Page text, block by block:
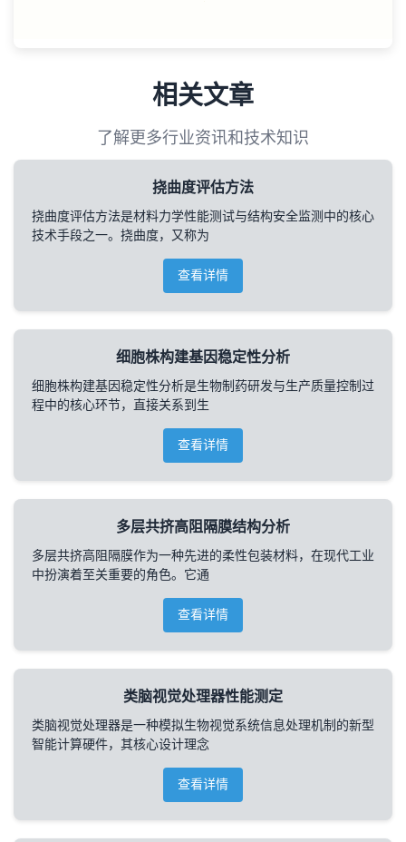
相关文章
了解更多行业资讯和技术知识
挠曲度评估方法
挠曲度评估方法是材料力学性能测试与结构安全监测中的核心
技术手段之一。挠曲度，又称为
查看详情
细胞株构建基因稳定性分析
细胞株构建基因稳定性分析是生物制药研发与生产质量控制过
程中的核心环节，直接关系到生
查看详情
多层共挤高阻隔膜结构分析
多层共挤高阻隔膜作为一种先进的柔性包装材料，在现代工业
中扮演着至关重要的角色。它通
查看详情
类脑视觉处理器性能测定
类脑视觉处理器是一种模拟生物视觉系统信息处理机制的新型
智能计算硬件，其核心设计理念
查看详情